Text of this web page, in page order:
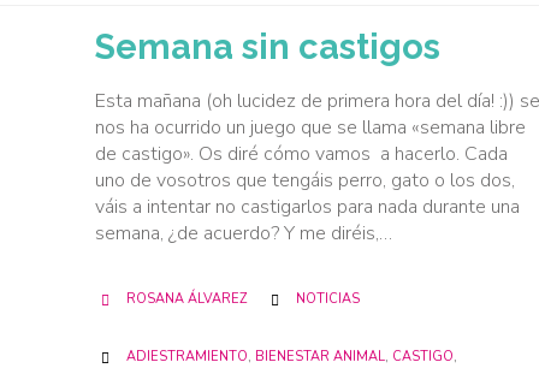
Semana sin castigos
Esta mañana (oh lucidez de primera hora del día! :)) se
nos ha ocurrido un juego que se llama «semana libre
de castigo». Os diré cómo vamos a hacerlo. Cada
uno de vosotros que tengáis perro, gato o los dos,
váis a intentar no castigarlos para nada durante una
semana, ¿de acuerdo? Y me diréis,…
 ROSANA ÁLVAREZ  CATEGORY
NOTICIAS
 CATEGORY
ADIESTRAMIENTO, BIENESTAR ANIMAL, CASTIGO,